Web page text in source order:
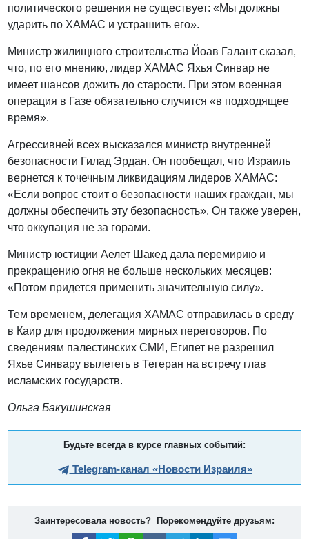
политического решения не существует: «Мы должны
ударить по ХАМАС и устрашить его».
Министр жилищного строительства Йоав Галант сказал,
что, по его мнению, лидер ХАМАС Яхья Синвар не
имеет шансов дожить до старости. При этом военная
операция в Газе обязательно случится «в подходящее
время».
Агрессивней всех высказался министр внутренней
безопасности Гилад Эрдан. Он пообещал, что Израиль
вернется к точечным ликвидациям лидеров ХАМАС:
«Если вопрос стоит о безопасности наших граждан, мы
должны обеспечить эту безопасность». Он также уверен,
что оккупация не за горами.
Министр юстиции Аелет Шакед дала перемирию и
прекращению огня не больше нескольких месяцев:
«Потом придется применить значительную силу».
Тем временем, делегация ХАМАС отправилась в среду
в Каир для продолжения мирных переговоров. По
сведениям палестинских СМИ, Египет не разрешил
Яхье Синвару вылететь в Тегеран на встречу глав
исламских государств.
Ольга Бакушинская
Будьте всегда в курсе главных событий:
Telegram-канал «Новости Израиля»
Заинтересовала новость? Порекомендуйте друзьям: